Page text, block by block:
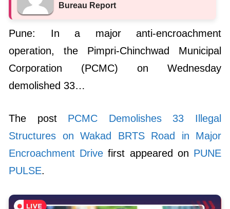
Bureau Report
Pune: In a major anti-encroachment
operation, the Pimpri-Chinchwad Municipal
Corporation (PCMC) on Wednesday
demolished 33…
The post PCMC Demolishes 33 Illegal
Structures on Wakad BRTS Road in Major
Encroachment Drive first appeared on PUNE
PULSE.